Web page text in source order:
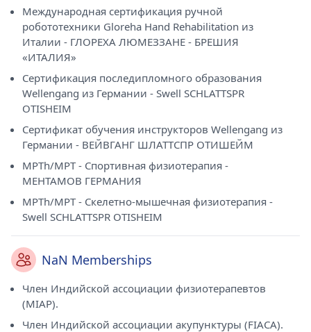
Международная сертификация ручной
робототехники Gloreha Hand Rehabilitation из
Италии - ГЛОРЕХА ЛЮМЕЗЗАНЕ - БРЕШИЯ
«ИТАЛИЯ»
Сертификация последипломного образования
Wellengang из Германии - Swell SCHLATTSPR
OTISHEIM
Сертификат обучения инструкторов Wellengang из
Германии - ВЕЙВГАНГ ШЛАТТСПР ОТИШЕЙМ
MPTh/MPT - Спортивная физиотерапия -
МЕНТАМОВ ГЕРМАНИЯ
MPTh/MPT - Скелетно-мышечная физиотерапия -
Swell SCHLATTSPR OTISHEIM
NaN Memberships
Член Индийской ассоциации физиотерапевтов
(MIAP).
Член Индийской ассоциации акупунктуры (FIACA).